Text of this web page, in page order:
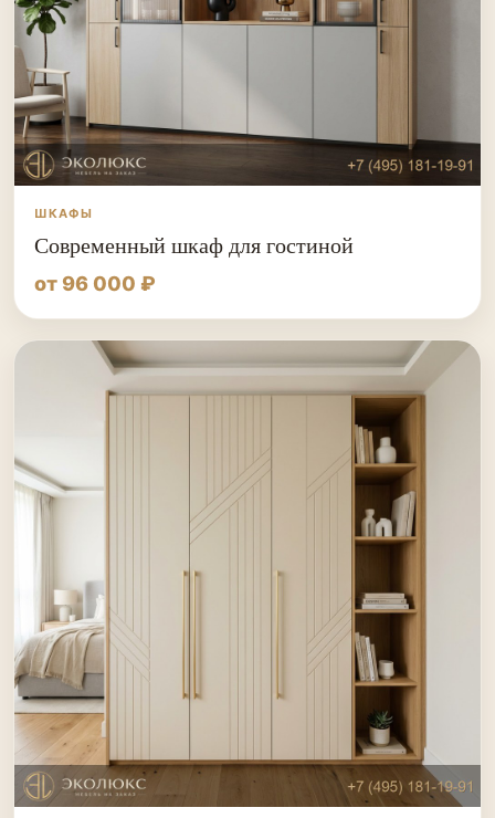
ШКАФЫ
Современный шкаф для гостиной
от 96 000 ₽